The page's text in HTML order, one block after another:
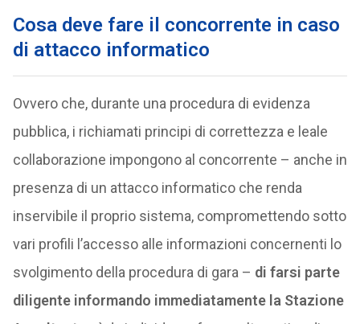
Cosa deve fare il concorrente in caso
di attacco informatico
Ovvero che, durante una procedura di evidenza
pubblica, i richiamati principi di correttezza e leale
collaborazione impongono al concorrente – anche in
presenza di un attacco informatico che renda
inservibile il proprio sistema, compromettendo sotto
vari profili l’accesso alle informazioni concernenti lo
svolgimento della procedura di gara – di farsi parte
diligente informando immediatamente la Stazione